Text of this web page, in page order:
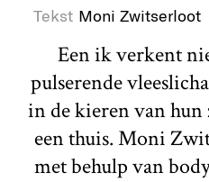
Tekst Moni Zwitserloot
Een ik verkent
pulserende
in de kieren van
een thuis. Moni
met behulp van